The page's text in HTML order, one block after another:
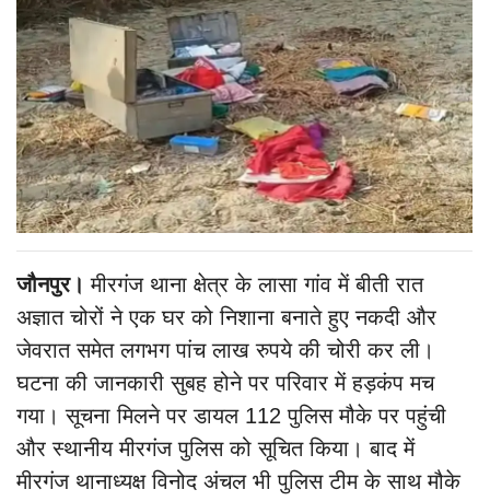
जौनपुर। मीरगंज थाना क्षेत्र के लासा गांव में बीती रात
अज्ञात चोरों ने एक घर को निशाना बनाते हुए नकदी और
जेवरात समेत लगभग पांच लाख रुपये की चोरी कर ली।
घटना की जानकारी सुबह होने पर परिवार में हड़कंप मच
गया। सूचना मिलने पर डायल 112 पुलिस मौके पर पहुंची
और स्थानीय मीरगंज पुलिस को सूचित किया। बाद में
मीरगंज थानाध्यक्ष विनोद अंचल भी पुलिस टीम के साथ मौके